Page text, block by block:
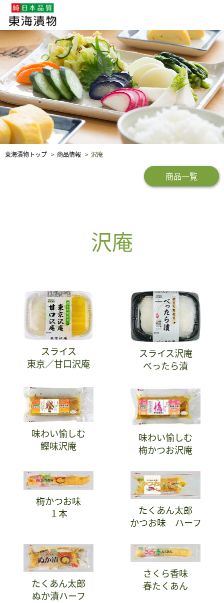
企業・採用情報 社会貢献 品質保証
東海漬物トップ 商品情報 沢庵
商品一覧
沢庵
スライス
東京／甘口沢庵
スライス沢庵
べったら漬
味わい愉しむ
鰹味沢庵
味わい愉しむ
梅かつお沢庵
梅かつお味
１本
たくあん太郎
かつお味 ハーフ
たくあん太郎
ぬか漬ハーフ
さくら香味
春たくあん